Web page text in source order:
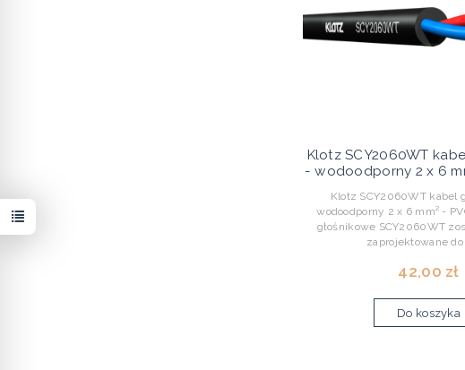
Klotz SCY2060WT
- wodoodporny 2 x 6
Klotz SCY2060WT kabel
wodoodporny 2 x 6 mm² -
głośnikowe SCY2060WT
zaprojektowane do
42,00 zł
Do koszyka